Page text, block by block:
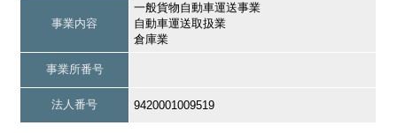
事業内容
一般貨物自動車運送事業
自動車運送取扱業
倉庫業
事業所番号
法人番号 9420001009519